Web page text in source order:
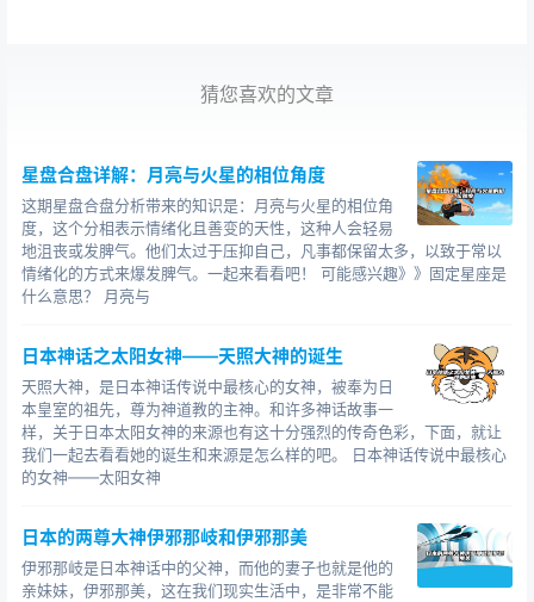
猜您喜欢的文章
星盘合盘详解：月亮与火星的相位角度
这期星盘合盘分析带来的知识是：月亮与火星的相位角
度，这个分相表示情绪化且善变的天性，这种人会轻易
地沮丧或发脾气。他们太过于压抑自己，凡事都保留太多，以致于常以
情绪化的方式来爆发脾气。一起来看看吧！ 可能感兴趣》》固定星座是
什么意思？ 月亮与
日本神话之太阳女神——天照大神的诞生
天照大神，是日本神话传说中最核心的女神，被奉为日
本皇室的祖先，尊为神道教的主神。和许多神话故事一
样，关于日本太阳女神的来源也有这十分强烈的传奇色彩，下面，就让
我们一起去看看她的诞生和来源是怎么样的吧。 日本神话传说中最核心
的女神——太阳女神
日本的两尊大神伊邪那岐和伊邪那美
伊邪那岐是日本神话中的父神，而他的妻子也就是他的
亲妹妹，伊邪那美，这在我们现实生活中，是非常不能